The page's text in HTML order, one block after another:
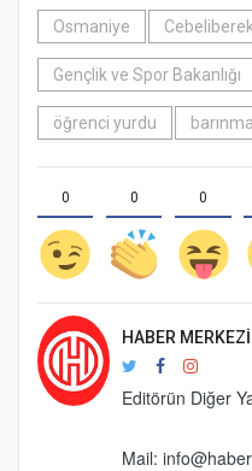
Osmaniye
Gençlik ve Spor Bakanlığı
öğrenci yurdu
0 0 0
HABER MERKEZI
Editörün Diğer
Mail: